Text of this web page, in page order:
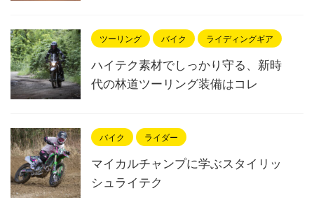
ツーリング バイク ライディングギア
ハイテク素材でしっかり守る、新時
代の林道ツーリング装備はコレ
バイク ライダー
マイカルチャンプに学ぶスタイリッ
シュライテク